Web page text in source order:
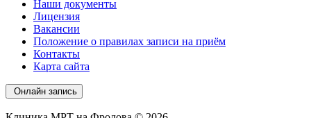
Наши документы
Лицензия
Вакансии
Положение о правилах записи на приём
Контакты
Карта сайта
Онлайн запись